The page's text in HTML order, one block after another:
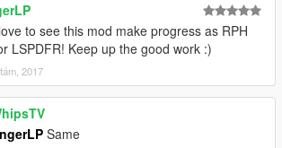
to see this mod make progress as RPH
LSPDFR! Keep up the good work :)
2017
Same